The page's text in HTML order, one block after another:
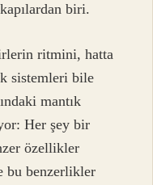
biri.
ritmini, hatta
sistemleri bile
mantık
Her şey bir
özellikler
bu benzerlikler